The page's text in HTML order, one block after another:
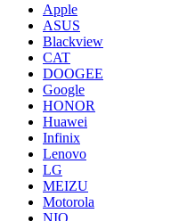
Apple
ASUS
Blackview
CAT
DOOGEE
Google
HONOR
Huawei
Infinix
Lenovo
LG
MEIZU
Motorola
NIO